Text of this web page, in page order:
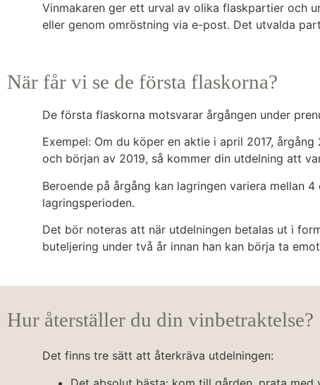
Vinmakaren ger ett urval av olika flaskpartier och
eller genom omröstning via e-post. Det utvalda
När får vi se de första flaskorna?
De första flaskorna motsvarar årgången under
Exempel: Om du köper en aktie i april 2017,
och början av 2019, så kommer din utdelning att
Beroende på årgång kan lagringen variera mellan
lagringsperioden.
Det bör noteras att när utdelningen betalas ut i
buteljering under två år innan han kan börja ta
Hur återställer du din vinbetraktelse?
Det finns tre sätt att återkräva utdelningen: